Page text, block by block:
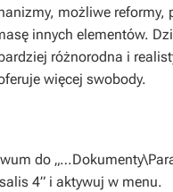
możliwe reformy,
innych elementów.
różnorodna i
więcej swobody.
do
4” i aktywuj w menu.